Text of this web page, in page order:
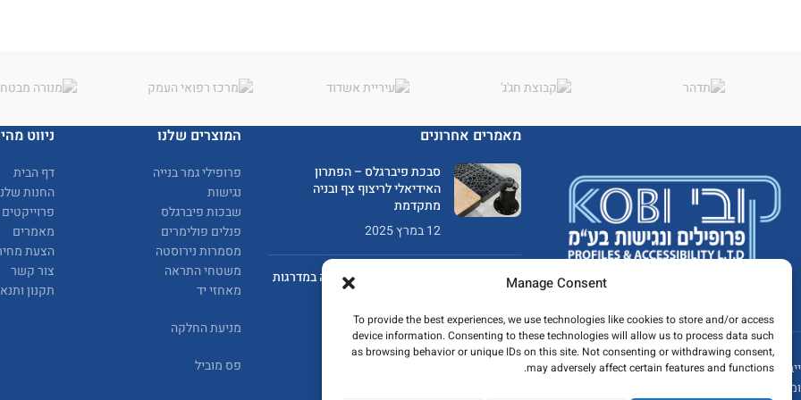
Manage Consent
To provide the best experiences, we use technologies like cookies to store and/or access
device information. Consenting to these technologies will allow us to process data such
as browsing behavior or unique IDs on this site. Not consenting or withdrawing consent,
may adversely affect certain features and functions.
ייבוא ושיווק פרופילי אלומיניום, פליז ונירוסטה
ומתן פתרונות גמר מתקדמים לענף הבניה
מאמרים אחרונים
סבכת פיברגלס – הפתרון
האידיאלי לריצוף צף ובניה
מתקדמת
12 במרץ 2025
אמצעים למניעת החלקה במדרגות
המוצרים שלנו
פרופילי גמר בנייה
נגישות
שבכות פיברגלס
פנלים פולימרים
מסמרות נירוסטה
משטחי התראה
מאחזי יד
מניעת החלקה
פס מוביל
ניווט
דף הבית
החנות
פרוייקטים
מאמרים
הצעת
צור קשר
תקנון